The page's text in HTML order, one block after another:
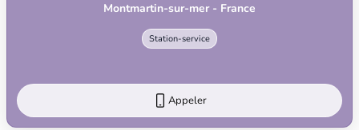
Montmartin-sur-mer - France
Station-service
Appeler